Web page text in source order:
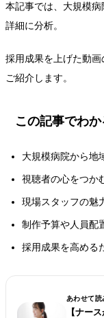
本記事では、大規模
詳細に分析。
採用成果を上げた動
ご紹介します。
この記事でわか
大規模病院から地
視聴者の心をつか
現場スタッフの魅
制作予算や人員配
採用成果を高める
あわせて読
【ナー